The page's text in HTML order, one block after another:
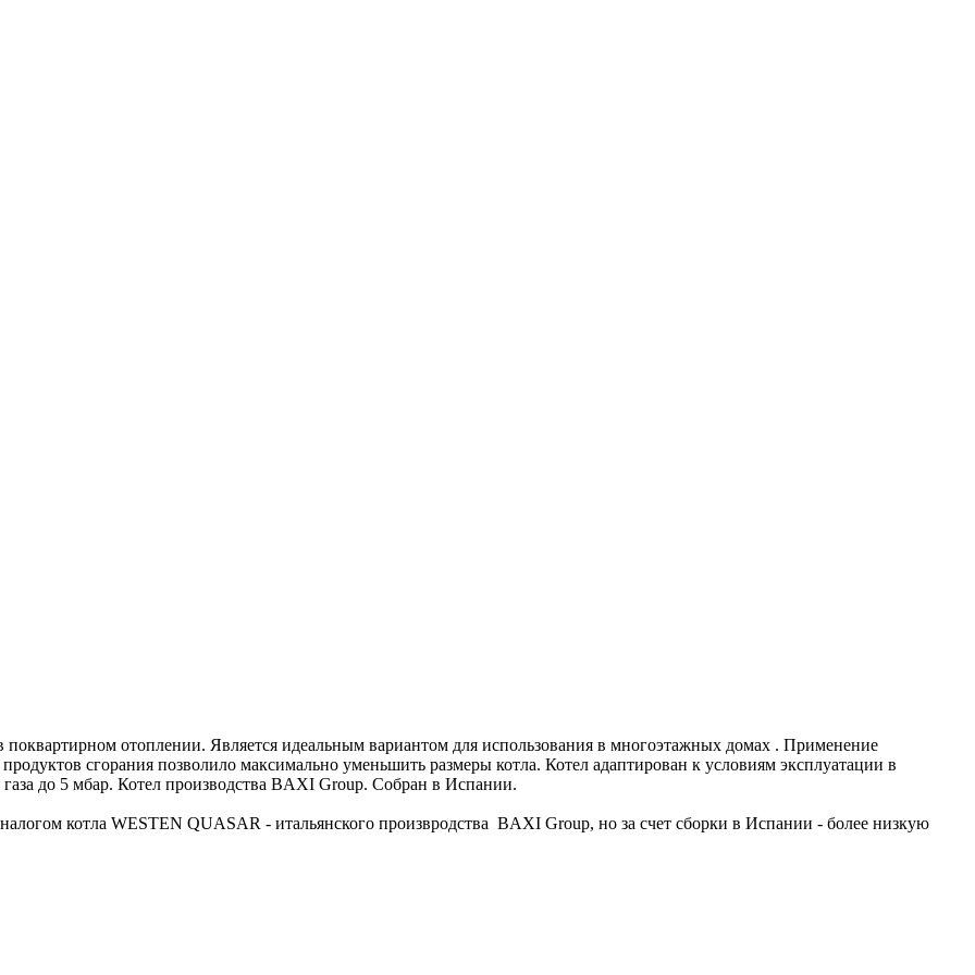
отоплении. Является идеальным вариантом для использования в многоэтажных домах . Применение
сгорания позволило максимально уменьшить размеры котла. Котел адаптирован к условиям эксплуатации в
до 5 мбар. Котел производства BAXI Group. Собран в Испании.
котла WESTEN QUASAR - итальянского произвродства BAXI Group, но за счет сборки в Испании - более низкую